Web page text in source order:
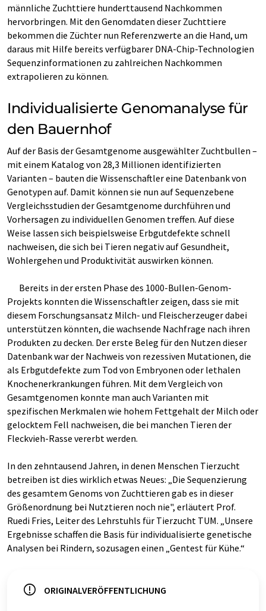
männliche Zuchttiere hunderttausend Nachkommen
hervorbringen. Mit den Genomdaten dieser Zuchttiere
bekommen die Züchter nun Referenzwerte an die Hand, um
daraus mit Hilfe bereits verfügbarer DNA-Chip-Technologien
Sequenzinformationen zu zahlreichen Nachkommen
extrapolieren zu können.
Individualisierte Genomanalyse für
den Bauernhof
Auf der Basis der Gesamtgenome ausgewählter Zuchtbullen –
mit einem Katalog von 28,3 Millionen identifizierten
Varianten – bauten die Wissenschaftler eine Datenbank von
Genotypen auf. Damit können sie nun auf Sequenzebene
Vergleichsstudien der Gesamtgenome durchführen und
Vorhersagen zu individuellen Genomen treffen. Auf diese
Weise lassen sich beispielsweise Erbgutdefekte schnell
nachweisen, die sich bei Tieren negativ auf Gesundheit,
Wohlergehen und Produktivität auswirken können.
Bereits in der ersten Phase des 1000-Bullen-Genom-
Projekts konnten die Wissenschaftler zeigen, dass sie mit
diesem Forschungsansatz Milch- und Fleischerzeuger dabei
unterstützen könnten, die wachsende Nachfrage nach ihren
Produkten zu decken. Der erste Beleg für den Nutzen dieser
Datenbank war der Nachweis von rezessiven Mutationen, die
als Erbgutdefekte zum Tod von Embryonen oder lethalen
Knochenerkrankungen führen. Mit dem Vergleich von
Gesamtgenomen konnte man auch Varianten mit
spezifischen Merkmalen wie hohem Fettgehalt der Milch oder
gelocktem Fell nachweisen, die bei manchen Tieren der
Fleckvieh-Rasse vererbt werden.
In den zehntausend Jahren, in denen Menschen Tierzucht
betreiben ist dies wirklich etwas Neues: „Die Sequenzierung
des gesamtem Genoms von Zuchttieren gab es in dieser
Größenordnung bei Nutztieren noch nie", erläutert Prof.
Ruedi Fries, Leiter des Lehrstuhls für Tierzucht TUM. „Unsere
Ergebnisse schaffen die Basis für individualisierte genetische
Analysen bei Rindern, sozusagen einen „Gentest für Kühe.“
ORIGINALVERÖFFENTLICHUNG